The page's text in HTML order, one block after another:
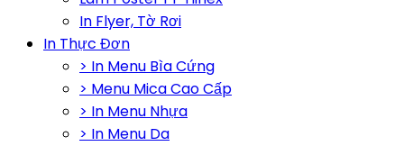
In Flyer, Tờ Rơi
In Thực Đơn
> In Menu Bìa Cứng
> Menu Mica Cao Cấp
> In Menu Nhựa
> In Menu Da